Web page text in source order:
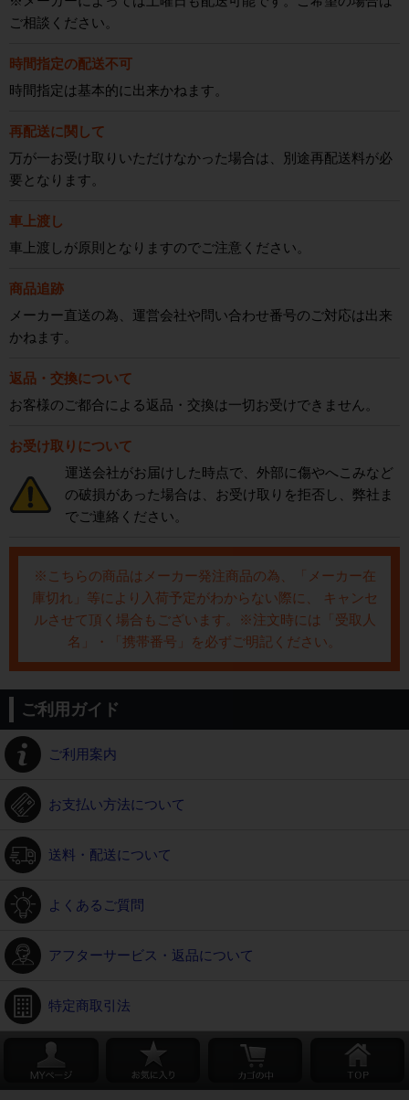
ご相談ください。
時間指定の配送不可
時間指定は基本的に出来かねます。
再配送に関して
万が一お受け取りいただけなかった場合は、別途再配送料が必
要となります。
車上渡し
車上渡しが原則となりますのでご注意ください。
商品追跡
メーカー直送の為、運営会社や問い合わせ番号のご対応は出来
かねます。
返品・交換について
お客様のご都合による返品・交換は一切お受けできません。
お受け取りについて
運送会社がお届けした時点で、外部に傷やへこみなど
の破損があった場合は、お受け取りを拒否し、弊社ま
でご連絡ください。
※こちらの商品はメーカー発注商品の為、「メーカー在
庫切れ」等により入荷予定がわからない際に、 キャンセ
ルさせて頂く場合もございます。※注文時には「受取人
名」・「携帯番号」を必ずご明記ください。
ご利用ガイド
ご利用案内
お支払い方法について
送料・配送について
よくあるご質問
アフターサービス・返品について
特定商取引法